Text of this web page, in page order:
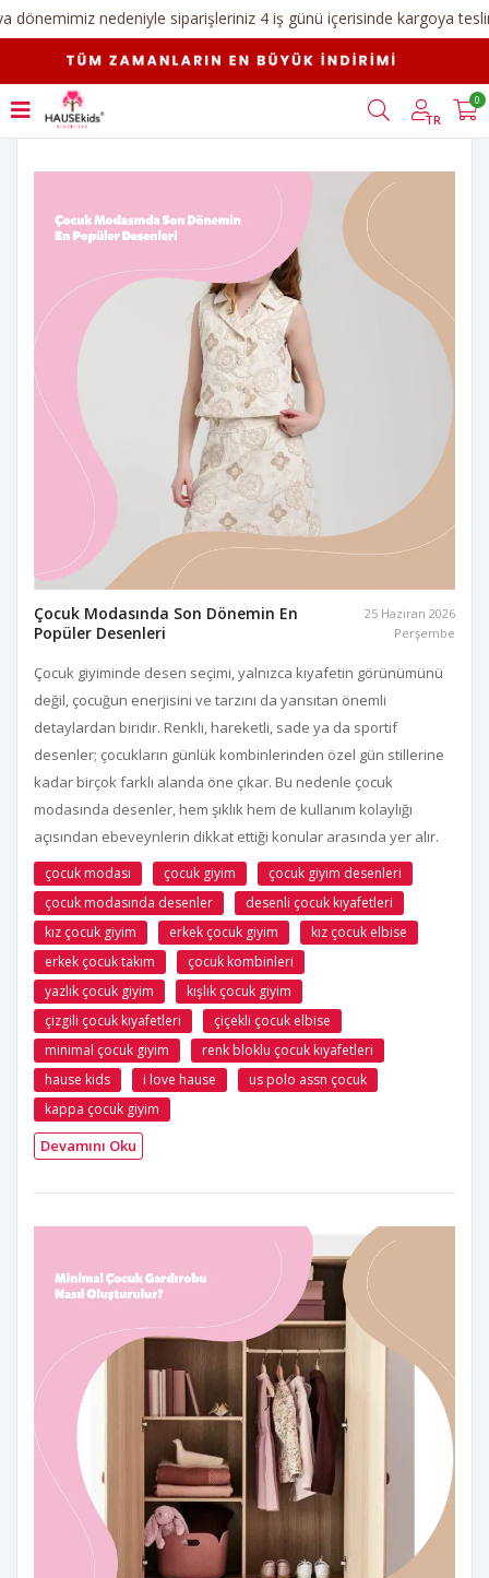
TR
0
erkek çocuk giyim - Blog
Anasayfa
Çocuk Modasında Son Dönemin En
Popüler Desenleri
25 Haziran 2026
Perşembe
Çocuk giyiminde desen seçimi, yalnızca kıyafetin görünümünü
değil, çocuğun enerjisini ve tarzını da yansıtan önemli
detaylardan biridir. Renkli, hareketli, sade ya da sportif
desenler; çocukların günlük kombinlerinden özel gün stillerine
kadar birçok farklı alanda öne çıkar. Bu nedenle çocuk
modasında desenler, hem şıklık hem de kullanım kolaylığı
açısından ebeveynlerin dikkat ettiği konular arasında yer alır.
çocuk modası çocuk giyim
çocuk giyim desenleri
çocuk modasında desenler
desenli çocuk kıyafetleri
kız çocuk giyim
erkek çocuk giyim
kız çocuk elbise
erkek çocuk takım
çocuk kombinleri
yazlık çocuk giyim
kışlık çocuk giyim
çizgili çocuk kıyafetleri
çiçekli çocuk elbise
minimal çocuk giyim
renk bloklu çocuk kıyafetleri
hause kids
i love hause
us polo assn çocuk
kappa çocuk giyim
Devamını Oku